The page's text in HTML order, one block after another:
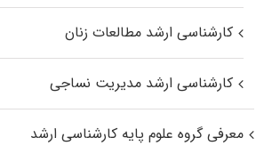
کارشناسی ارشد مطالعات زنان
کارشناسی ارشد مدیریت نساجی
معرفی گروه علوم پایه کارشناسی ارشد